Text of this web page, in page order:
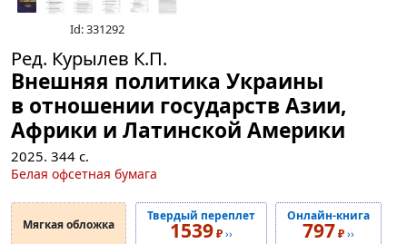
Id: 331292
Ред. Курылев К.П.
Внешняя политика Украины
в отношении государств Азии,
Африки и Латинской Америки
2025. 344 с.
Белая офсетная бумага
Мягкая обложка
Твердый переплет
1539₽››
Онлайн-книга
797₽››